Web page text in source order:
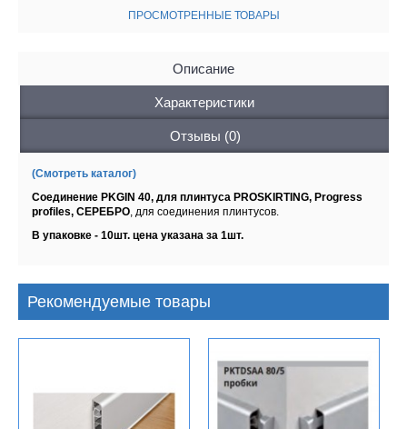
ПРОСМОТРЕННЫЕ ТОВАРЫ
Описание
Характеристики
Отзывы (0)
(Смотреть каталог)
Соединение PKGIN 40, для плинтуса PROSKIRTING, Progress
profiles, СЕРЕБРО для соединения плинтусов.
В упаковке - 10шт. цена указана за 1шт.
Рекомендуемые товары